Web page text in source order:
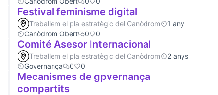
Festival feminisme digital
Treballem el pla estratègic del Canòdrom
1 any
Canòdrom Obert
0 0
Comité Asesor Internacional
Treballem el pla estratègic del Canòdrom
2 anys
Governança
0 0
Mecanismes de gpvernança
compartits